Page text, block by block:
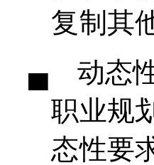
复制其
▄ 动态性
职业规
态性要